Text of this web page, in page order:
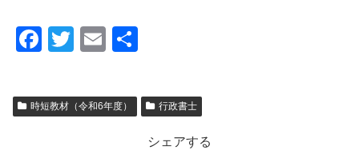
F
c
e
T
tt
er
E
ail
時短教材（令和6年度） 行政書士
シェアする